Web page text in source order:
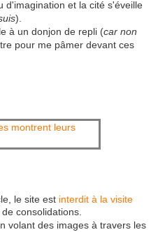
d'imagination et la cité s'éveille
).
à un donjon de repli (car non
pour me pâmer devant ces
le site est interdit à la visite
consolidations.
volant des images à travers les